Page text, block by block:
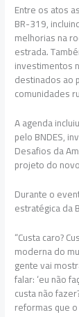
Entre os atos
BR-319,
melhorias na
estrada.
investimentos
destinados ao
comunidades
A agenda
pelo BNDES,
Desafios da
projeto do
Durante o
estratégica da
“Custa caro?
moderna do
gente vai
falar: ‘eu não
custa não
reformas que